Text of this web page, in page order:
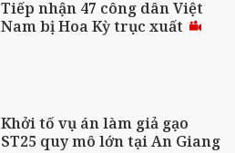
Tiếp nhận 47 công dân Việt
Nam bị Hoa Kỳ trục xuất
Khởi tố vụ án làm giả gạo
ST25 quy mô lớn tại An Giang